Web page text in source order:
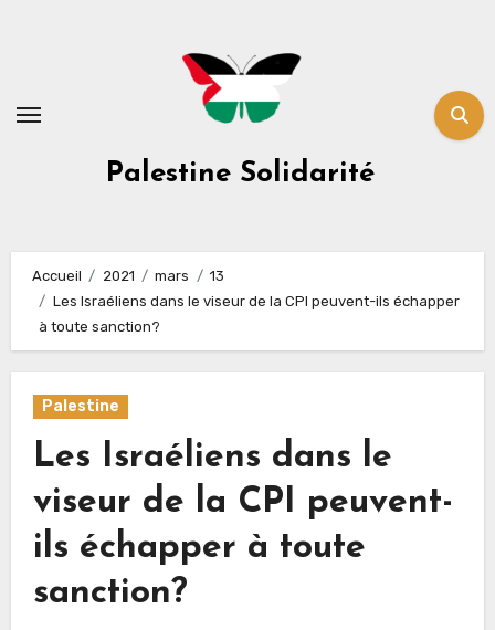
Palestine Solidarité
Accueil 2021 mars
13
Les Israéliens dans le viseur de la CPI peuvent-ils échapper
à toute sanction?
Palestine
Les Israéliens dans le
viseur de la CPI peuvent-
ils échapper à toute
sanction?